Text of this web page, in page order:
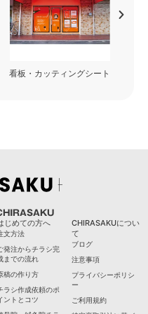
看板・カッティングシート
じめての方へ
文方法
発注からチラシ完
までの流れ
稿の作り方
ラシ作成依頼のポ
ントとコツ
CHIRASAKUについ
て
ブログ
注意事項
プライバシーポリシ
ー
ご利用規約